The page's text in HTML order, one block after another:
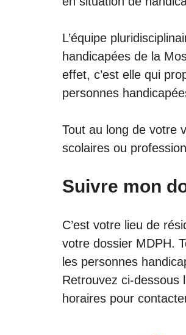
L’équipe
handicapées de la
effet, c’est elle qui
personnes
Tout au long de votre
scolaires ou
Suivre mon
C’est votre lieu de
votre dossier MDPH.
les personnes
Retrouvez ci-dessous
horaires pour